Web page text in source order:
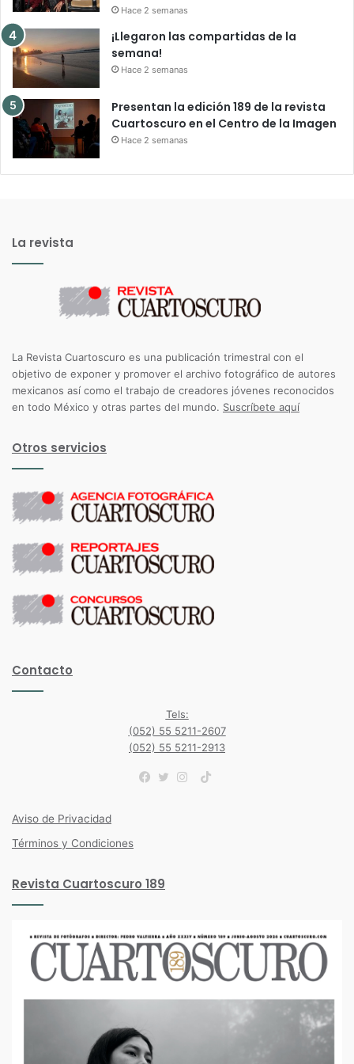
Hace 2 semanas
¡Llegaron las compartidas de la
semana!
Hace 2 semanas
Presentan la edición 189 de la revista
Cuartoscuro en el Centro de la Imagen
Hace 2 semanas
La revista
La Revista Cuartoscuro es una publicación trimestral con el
objetivo de exponer y promover el archivo fotográfico de autores
mexicanos así como el trabajo de creadores jóvenes reconocidos
en todo México y otras partes del mundo. Suscríbete aquí
Otros servicios
Contacto
Tels:
(052) 55 5211-2607
(052) 55 5211-2913
TikTok
Aviso de Privacidad
Términos y Condiciones
Revista Cuartoscuro 189